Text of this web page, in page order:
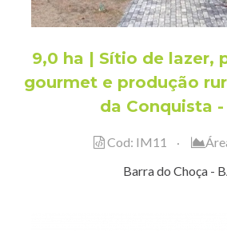
9,0 ha | Sítio de lazer,
gourmet e produção
da Conquista -
Cod: IM11
Barra do Choça -